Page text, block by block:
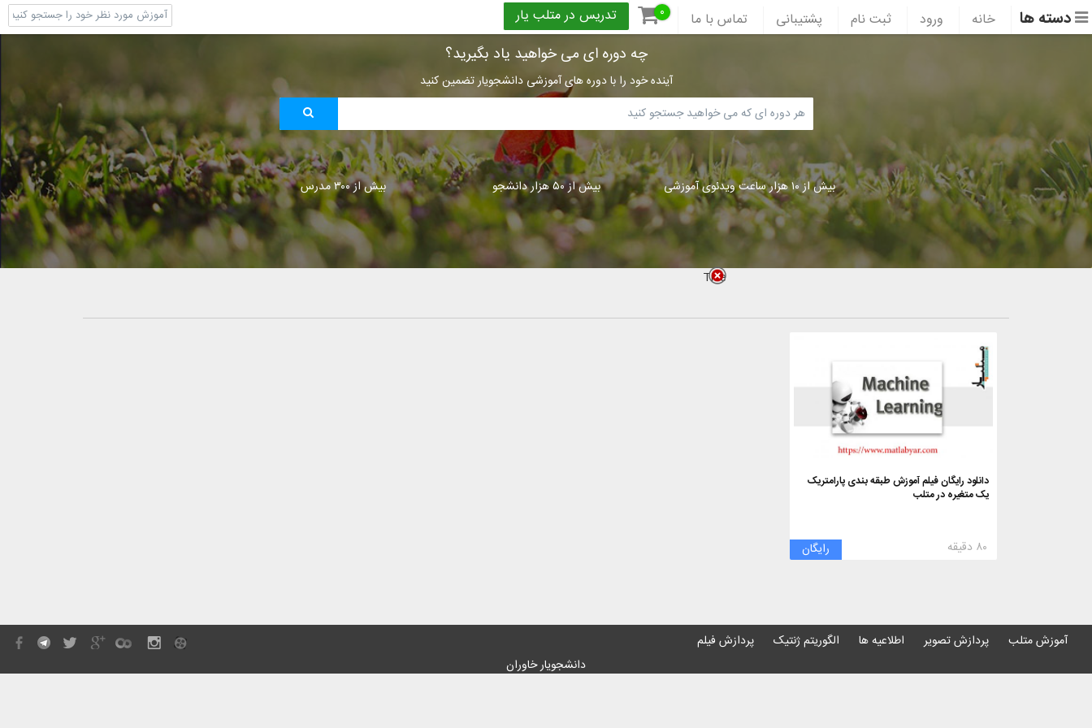
دسته ها خانه ورود ثبت نام پشتیبانی تماس با ما ۰ تدریس در متلب یار
چه دوره ای می خواهید یاد بگیرید؟
آینده خود را با دوره های آموزشی دانشجویار تضمین کنید
بیش از ۱۰ هزار ساعت ویدئوی آموزشی بیش از ۵۰ هزار دانشجو بیش از ۳۰۰ مدرس
دانلود رایگان فیلم آموزش طبقه بندی پارامتریک
یک متغیره در متلب
رایگان ۸۰ دقیقه
Title
آموزش متلب پردازش تصویر اطلاعیه ها الگوریتم ژنتیک
پردازش فیلم
دانشجویار خاوران